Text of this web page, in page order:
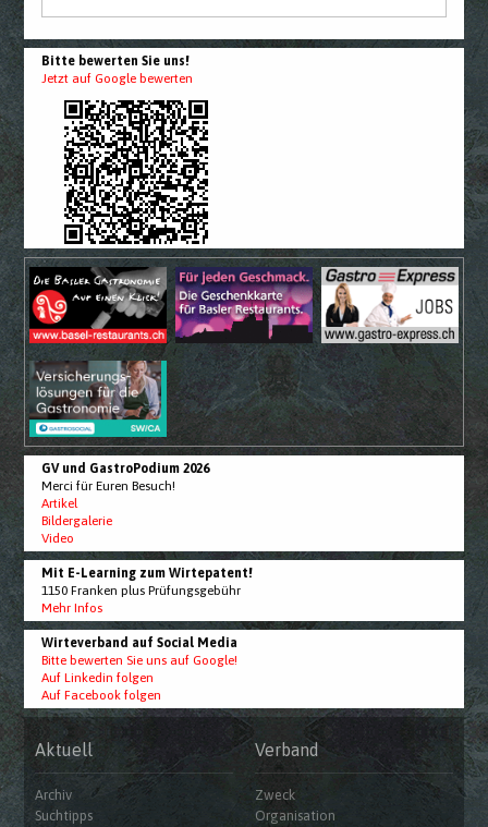
Bitte bewerten Sie uns!
Jetzt auf Google bewerten
GV und GastroPodium 2026
Merci für Euren Besuch!
Artikel
Bildergalerie
Video
Mit E-Learning zum Wirtepatent!
1150 Franken plus Prüfungsgebühr
Mehr Infos
Wirteverband auf Social Media
Bitte bewerten Sie uns auf Google!
Auf Linkedin folgen
Auf Facebook folgen
Aktuell
Archiv
Suchtipps
Verband
Zweck
Organisation